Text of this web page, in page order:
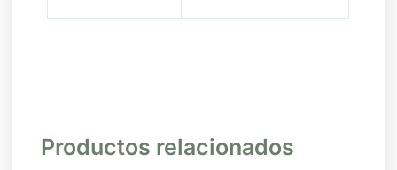
Productos relacionados